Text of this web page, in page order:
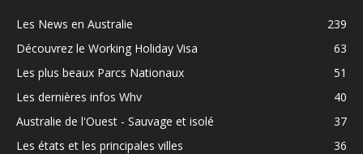
Les News en Australie
239
Découvrez le Working Holiday Visa
63
Les plus beaux Parcs Nationaux
51
Les dernières infos Whv
40
Australie de l'Ouest - Sauvage et isolé
37
Les états et les principales villes
36